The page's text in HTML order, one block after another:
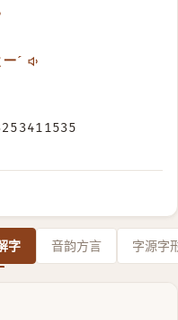
ㄧˊ
字 音韵方言 字源字